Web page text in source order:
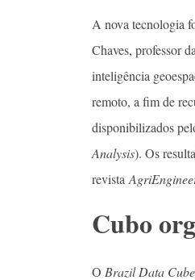
A nova tecnologia
Chaves, professor
inteligência
remoto, a fim de
disponibilizados
Analysis). Os
revista
Cubo
O Brazil Data Cube